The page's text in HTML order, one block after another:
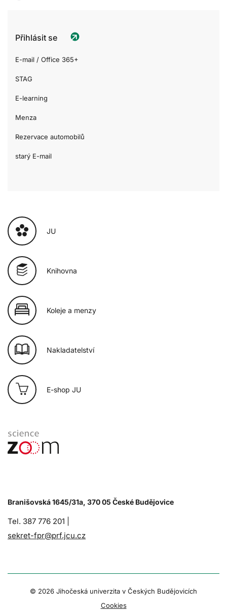
Přihlásit se
E-mail / Office 365+
STAG
E-learning
Menza
Rezervace automobilů
starý E-mail
JU
Knihovna
Koleje a menzy
Nakladatelství
E-shop JU
Branišovská 1645/31a, 370 05 České Budějovice
Tel. 387 776 201 |
sekret-fpr@prf.jcu.cz
© 2026 Jihočeská univerzita v Českých Budějovicích
Cookies